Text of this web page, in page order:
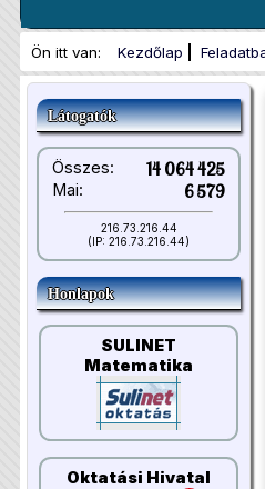
Ön itt van: Kezdőlap
Látogatók
Összes: 14 064 425
Mai: 6 579
216.73.216.44
(IP: 216.73.216.44)
Honlapok
SULINET
Matematika
Oktatási Hivatal